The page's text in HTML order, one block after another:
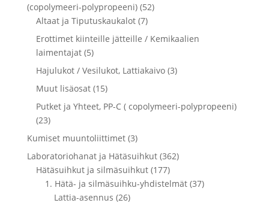
(copolymeeri-polypropeeni) (52)
Altaat ja Tiputuskaukalot (7)
Erottimet kiinteille jätteille / Kemikaalien
laimentajat (5)
Hajulukot / Vesilukot, Lattiakaivo (3)
Muut lisäosat (15)
Putket ja Yhteet, PP-C ( copolymeeri-polypropeeni)
(23)
Kumiset muuntoliittimet (3)
Laboratoriohanat ja Hätäsuihkut (362)
Hätäsuihkut ja silmäsuihkut (177)
1. Hätä- ja silmäsuihku-yhdistelmät (37)
Lattia-asennus (26)